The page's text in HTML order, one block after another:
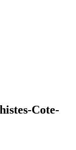
Cote-